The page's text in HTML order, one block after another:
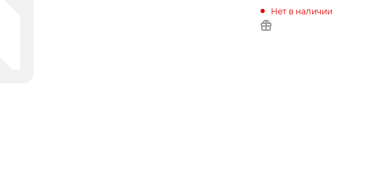
Нет в наличии